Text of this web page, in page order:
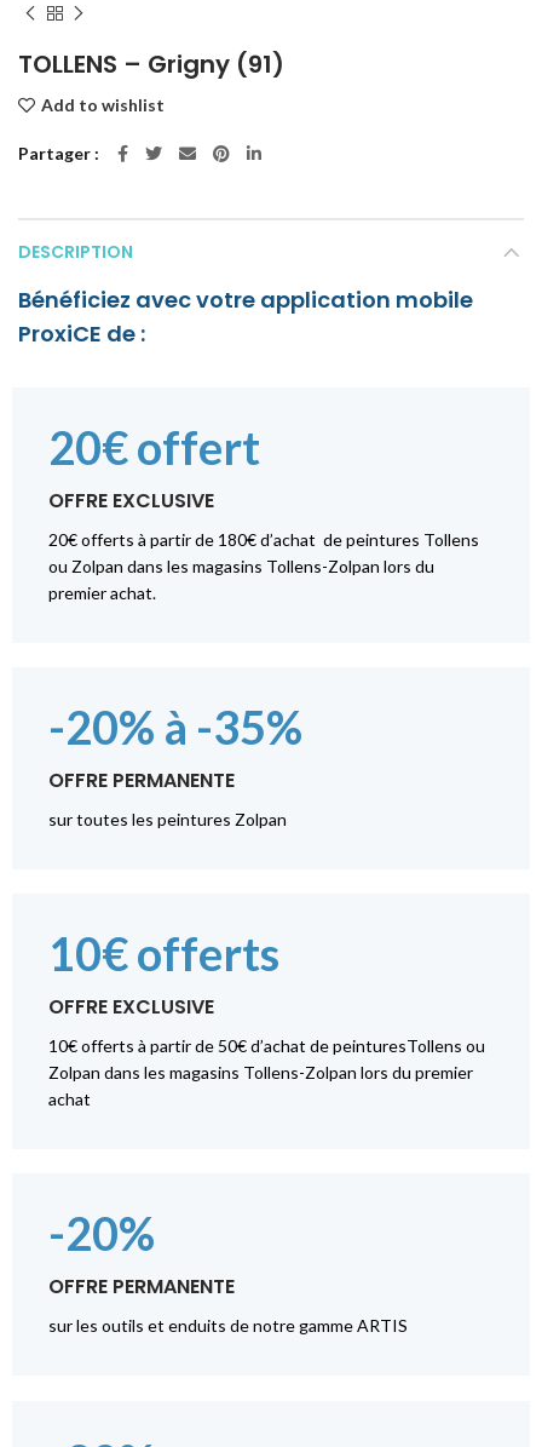
TOLLENS – Grigny (91)
Add to wishlist
Partager
DESCRIPTION
Bénéficiez avec votre application mobile
ProxiCE de :
20€ offert
OFFRE EXCLUSIVE
20€ offerts à partir de 180€ d’achat de peintures Tollens
ou Zolpan dans les magasins Tollens-Zolpan lors du
premier achat.
-20% à -35%
OFFRE PERMANENTE
sur toutes les peintures Zolpan
10€ offerts
OFFRE EXCLUSIVE
10€ offerts à partir de 50€ d’achat de peinturesTollens ou
Zolpan dans les magasins Tollens-Zolpan lors du premier
achat
-20%
OFFRE PERMANENTE
sur les outils et enduits de notre gamme ARTIS